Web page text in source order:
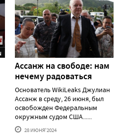
Ассанж на свободе: нам
нечему радоваться
Основатель WikiLeaks Джулиан
Ассанж в среду, 26 июня, был
освобожден Федеральным
окружным судом США......
28 ИЮНЯ'2024